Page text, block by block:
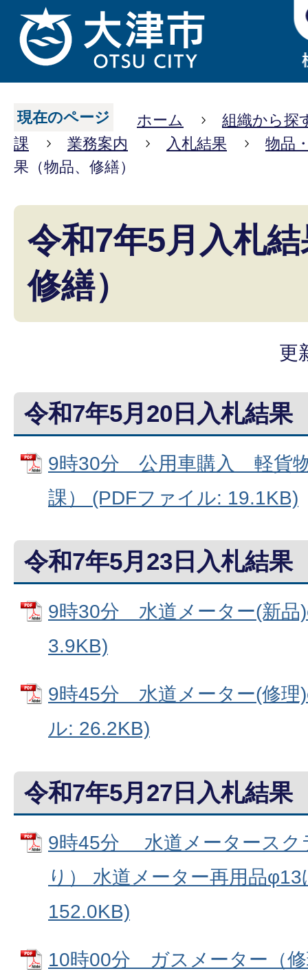
現在のページ ホーム
組織から探
課
業務案内 入札結果
物品
果（物品、修繕）
令和7年5月入札
修繕）
更
令和7年5月20日入札結果
9時30分 公用車購入 軽貨
課） (PDFファイル: 19.1KB)
令和7年5月23日入札結果
9時30分 水道メーター(新品
3.9KB)
9時45分 水道メーター(修理
ル: 26.2KB)
令和7年5月27日入札結果
9時45分 水道メータースク
り） 水道メーター再用品
152.0KB)
10時00分 ガスメーター（